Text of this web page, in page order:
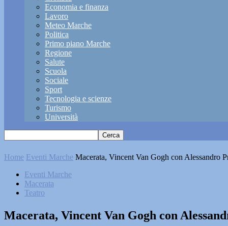
Economia e finanza
Lavoro
Meteo Marche
Politica
Primo piano Marche
Regione
Salute
Scuola
Sociale
Sport
Tecnologia e scienze
Turismo
Università
Home Eventi Marche Macerata, Vincent Van Gogh con Alessandro
Eventi Marche
Macerata
Teatro
Macerata, Vincent Van Gogh con